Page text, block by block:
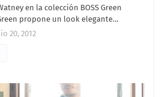
en la colección BOSS Green
propone un look elegante…
20, 2012